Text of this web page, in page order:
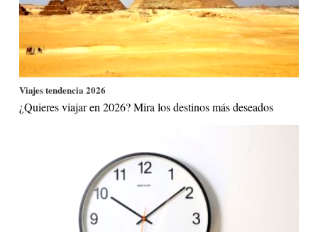
Viajes tendencia 2026
¿Quieres viajar en 2026? Mira los destinos más deseados